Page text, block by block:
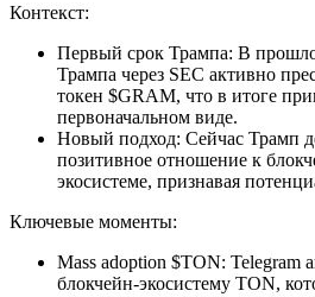
Контекст:
Первый срок Трампа: В
Трампа через SEC активно
токен $GRAM, что в итоге
первоначальном виде.
Новый подход: Сейчас Трамп
позитивное отношение к
экосистеме, признавая
Ключевые моменты:
Mass adoption $TON: Telegram
блокчейн-экосистему TON,